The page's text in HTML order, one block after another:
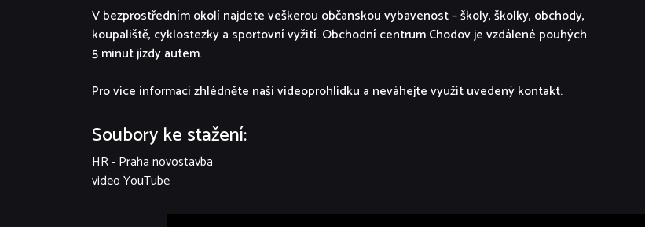
V bezprostředním okolí najdete veškerou občanskou vybavenost – školy, školky, obchody,
koupaliště, cyklostezky a sportovní vyžití. Obchodní centrum Chodov je vzdálené pouhých
5 minut jízdy autem.
Pro více informací zhlédněte naši videoprohlídku a neváhejte využít uvedený kontakt.
Soubory ke stažení:
HR - Praha novostavba
video YouTube